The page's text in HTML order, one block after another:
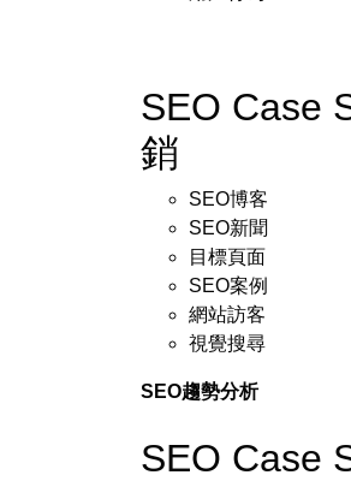
SEO Case
銷
SEO博客
SEO新聞
目標頁面
SEO案例
網站訪客
視覺搜尋
SEO趨勢分析
SEO Case